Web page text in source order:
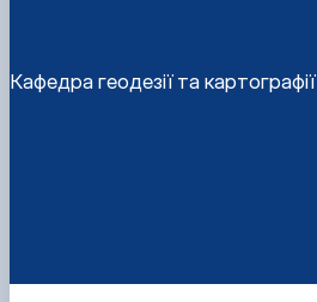
Кафедра геодезії та картографії